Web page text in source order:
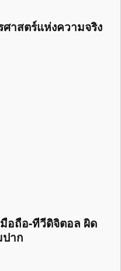
าสตร์แห่งความจริง
อถือ-ทีวีดิจิตอล ผิด
าก